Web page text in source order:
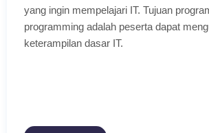
yang ingin mempelajari IT. Tujuan
programming adalah peserta dapat
keterampilan dasar IT.